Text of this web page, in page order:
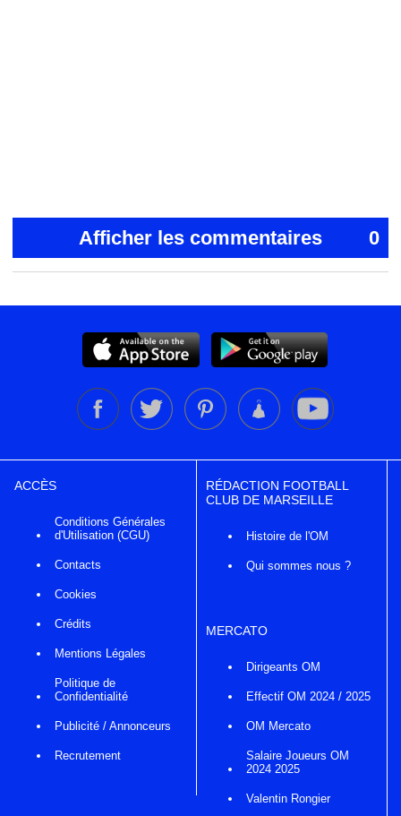
Afficher les commentaires 0
ACCÈS
Conditions Générales
d'Utilisation (CGU)
Contacts
Cookies
Crédits
Mentions Légales
Politique de
Confidentialité
Publicité / Annonceurs
Recrutement
RÉDACTION FOOTBALL
CLUB DE MARSEILLE
Histoire de l'OM
Qui sommes nous ?
MERCATO
Dirigeants OM
Effectif OM 2024 / 2025
OM Mercato
Salaire Joueurs OM
2024 2025
Valentin Rongier